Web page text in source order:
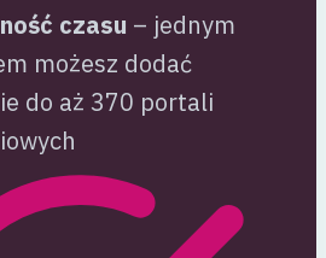
czasu – jednym
możesz dodać
do aż 370 portali